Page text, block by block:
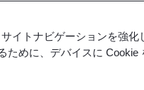
イトナビゲーションを強化
めに、デバイスに Cookie